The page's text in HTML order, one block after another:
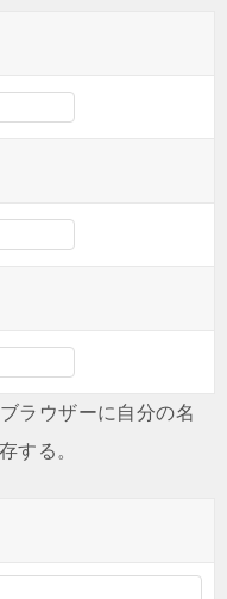
ラウザーに自分の名
する。